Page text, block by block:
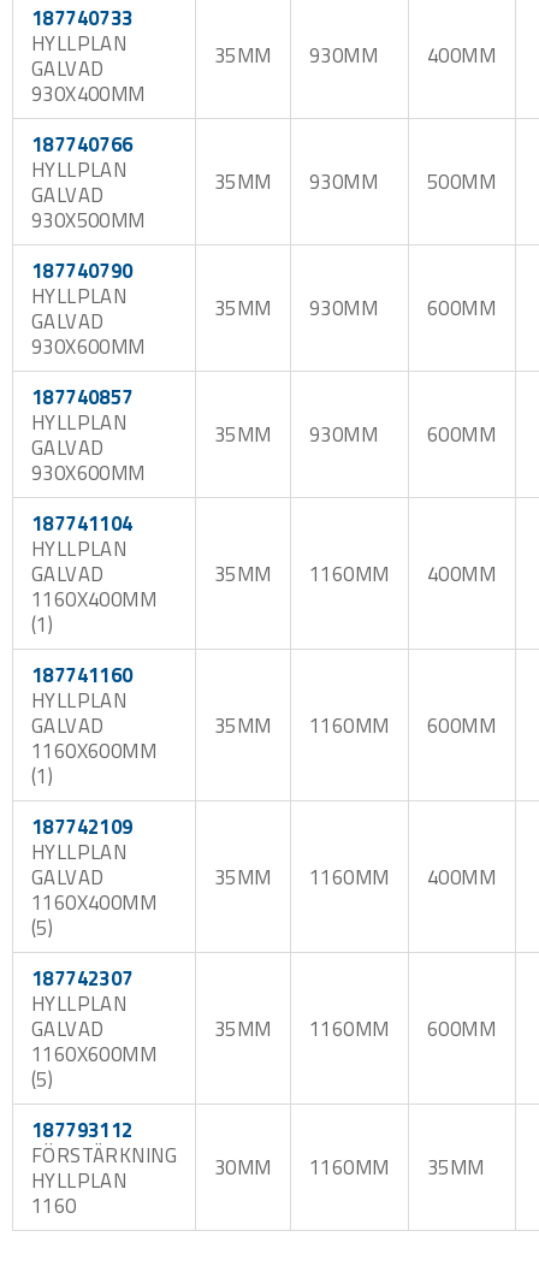
187740733
HYLLPLAN
GALVAD
930X400MM
35MM 930MM 400MM
187740766
HYLLPLAN
GALVAD
930X500MM
35MM 930MM 500MM
187740790
HYLLPLAN
GALVAD
930X600MM
35MM 930MM 600MM
187740857
HYLLPLAN
GALVAD
930X600MM
35MM 930MM 600MM
187741104
HYLLPLAN
GALVAD
1160X400MM
(1)
35MM 1160MM 400MM
187741160
HYLLPLAN
GALVAD
1160X600MM
(1)
35MM 1160MM 600MM
187742109
HYLLPLAN
GALVAD
1160X400MM
(5)
35MM 1160MM 400MM
187742307
HYLLPLAN
GALVAD
1160X600MM
(5)
35MM 1160MM 600MM
187793112
FÖRSTÄRKNING
HYLLPLAN
1160
30MM 1160MM 35MM